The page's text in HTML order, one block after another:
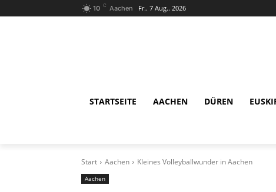
10 C Aachen Fr.. 7 Aug.. 2026
STARTSEITE AACHEN DÜREN
Start Aachen Kleines Volleyballwunder in Aachen
Aachen